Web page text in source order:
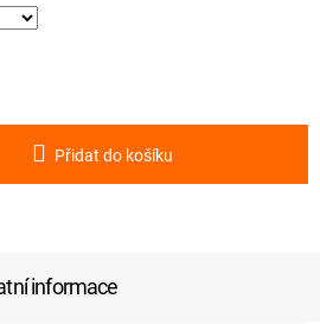
Přidat do košíku
informace